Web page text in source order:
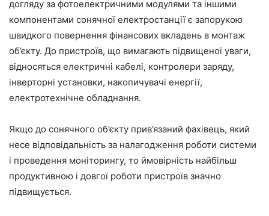
догляду за фотоелектричними модулями та іншими
компонентами сонячної електростанції є запорукою
швидкого повернення фінансових вкладень в монтаж
об’єкту. До пристроїв, що вимагають підвищеної уваги,
відносяться електричні кабелі, контролери заряду,
інверторні установки, накопичувачі енергії,
електротехнічне обладнання.
Якщо до сонячного об’єкту прив’язаний фахівець, який
несе відповідальність за налагодження роботи системи
і проведення моніторингу, то ймовірність найбільш
продуктивною і довгої роботи пристроїв значно
підвищується.